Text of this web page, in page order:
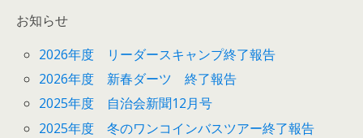
お知らせ
2026年度 リーダースキャンプ終了報告
2026年度 新春ダーツ 終了報告
2025年度 自治会新聞12月号
2025年度 冬のワンコインバスツアー終了報告